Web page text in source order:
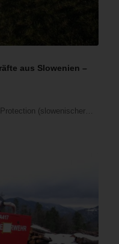
aus Slowenien –
(slowenischer…